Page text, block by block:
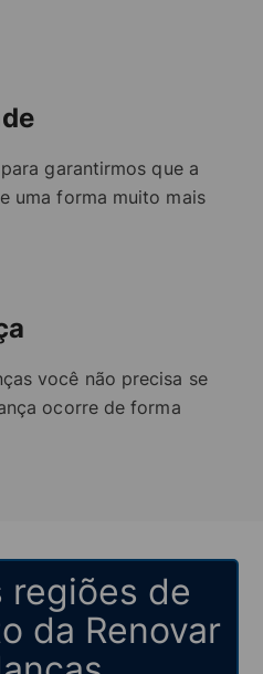
garantirmos que a
uma forma muito mais
você não precisa se
ocorre de forma
regiões de
da Renovar